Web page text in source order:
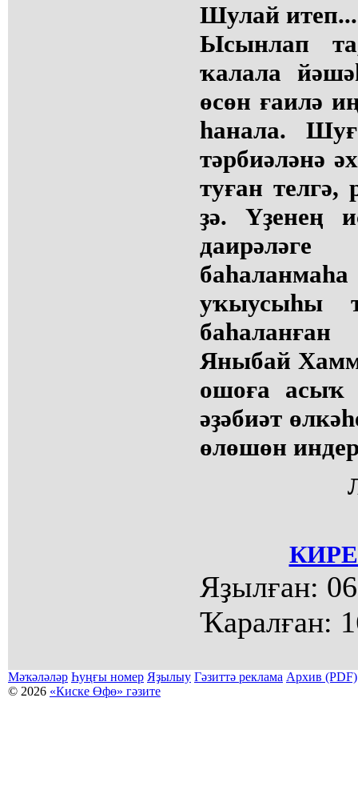
Шулай итеп...
Ысынлап
ҡалала
өсөн ғаилә
һанала.
тәрбиәләнә
туған телгә,
ҙә. Үҙенең
уҡыусыһы
Яныбай
ошоға асыҡ
әҙәбиәт
өлөшөн
Яҙылған:
Ҡаралған:
Мәҡәләләр Һуңғы номер Яҙылыу Гәзиттә реклама Архив (PDF)
© 2026 «Киске Өфө» гәзите